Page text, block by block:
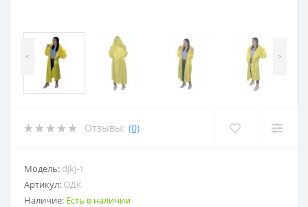
< >
Отзывы: (0)
Модель: djkj-1
Артикул: ОДК
Наличие: Есть в наличии